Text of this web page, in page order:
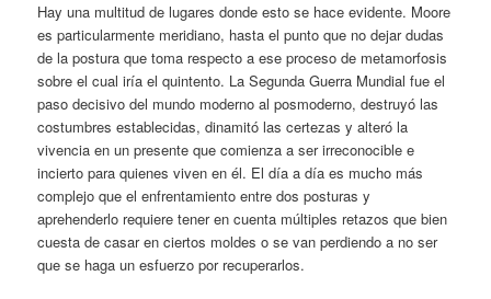
Hay una multitud de lugares donde esto se hace evidente. Moore
es particularmente meridiano, hasta el punto que no dejar dudas
de la postura que toma respecto a ese proceso de metamorfosis
sobre el cual iría el quintento. La Segunda Guerra Mundial fue el
paso decisivo del mundo moderno al posmoderno, destruyó las
costumbres establecidas, dinamitó las certezas y alteró la
vivencia en un presente que comienza a ser irreconocible e
incierto para quienes viven en él. El día a día es mucho más
complejo que el enfrentamiento entre dos posturas y
aprehenderlo requiere tener en cuenta múltiples retazos que bien
cuesta de casar en ciertos moldes o se van perdiendo a no ser
que se haga un esfuerzo por recuperarlos.